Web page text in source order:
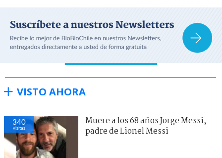
VISTO AHORA
340
visitas
Muere a los 68 años Jorge Messi,
padre de Lionel Messi